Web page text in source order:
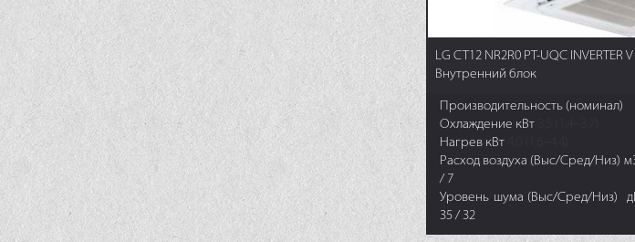
LG CT12 NR2R0 PT-UQC INVERTER V
Внутренний блок
Производительность (номинал)
Охлаждение кВт
Нагрев кВт
Расход воздуха (Выс/Сред/Низ)
/ 7
Уровень шума (Выс/Сред/Низ)
35 / 32